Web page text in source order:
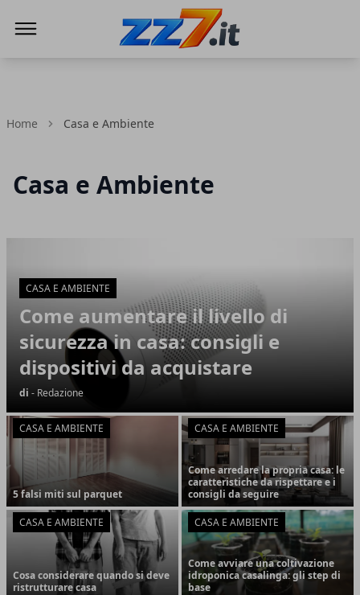
Home Casa e Ambiente
Casa e Ambiente
CASA E AMBIENTE
Come aumentare il livello di
sicurezza in casa: consigli e
dispositivi da acquistare
di - Redazione
CASA E AMBIENTE
5 falsi miti sul parquet
CASA E AMBIENTE
Come arredare la propria casa: le
caratteristiche da rispettare e i
consigli da seguire
CASA E AMBIENTE
Cosa considerare quando si deve
ristrutturare casa
CASA E AMBIENTE
Come avviare una coltivazione
idroponica casalinga: gli step di
base